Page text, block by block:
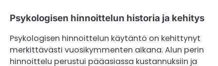
Psykologisen hinnoittelun historia ja kehitys
Psykologisen hinnoittelun käytäntö on kehittynyt
merkittävästi vuosikymmenten aikana. Alun perin
hinnoittelu perustui pääasiassa kustannuksiin ja